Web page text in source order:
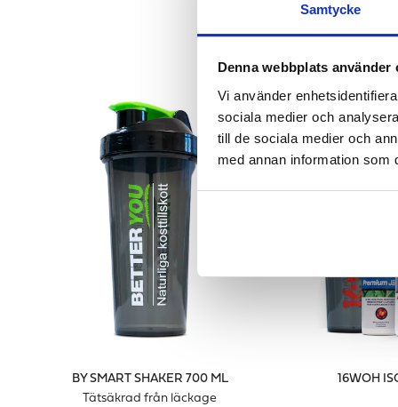
Samtycke
Denna webbplats använder
Vi använder
sociala medier och
till de sociala medier och
med annan information som
BY SMART SHAKER 700 ML
Tätsäkrad från läckage
16WOH